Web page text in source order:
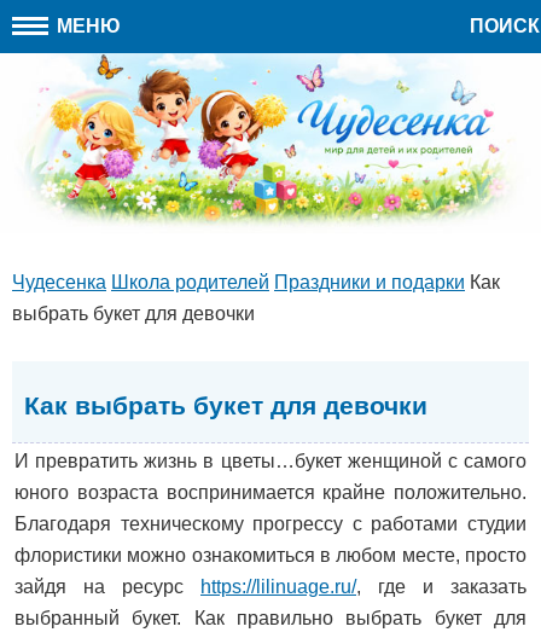
МЕНЮ ПОИСК
Чудесенка Школа родителей Праздники и подарки Как
выбрать букет для девочки
Как выбрать букет для девочки
И превратить жизнь в цветы…букет женщиной с самого
юного возраста воспринимается крайне положительно.
Благодаря техническому прогрессу с работами студии
флористики можно ознакомиться в любом месте, просто
зайдя на ресурс
https://lilinuage.ru/, где и заказать
выбранный букет. Как правильно выбрать букет для